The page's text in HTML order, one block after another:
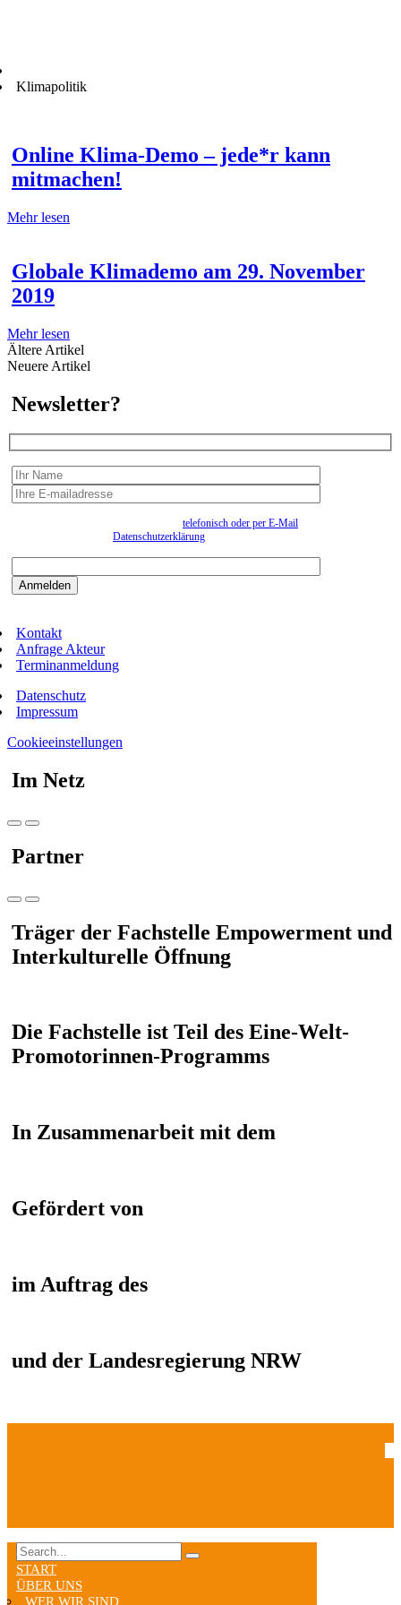
Klimapolitik
Online Klima-Demo – jede*r kann
mitmachen!
Mehr lesen
Globale Klimademo am 29. November
2019
Mehr lesen
Ältere Artikel
Neuere Artikel
Newsletter?
telefonisch oder per E-Mail
Datenschutzerklärung
Kontakt
Anfrage Akteur
Terminanmeldung
Datenschutz
Impressum
Cookieeinstellungen
Im Netz
Partner
Träger der Fachstelle Empowerment und
Interkulturelle Öffnung
Die Fachstelle ist Teil des Eine-Welt-
Promotorinnen-Programms
In Zusammenarbeit mit dem
Gefördert von
im Auftrag des
und der Landesregierung NRW
START
ÜBER UNS
WER WIR SIND